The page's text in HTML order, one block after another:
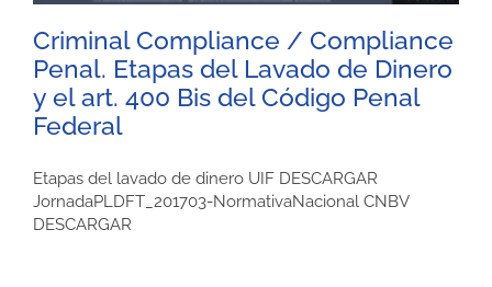
Criminal Compliance / Compliance
Penal. Etapas del Lavado de Dinero
y el art. 400 Bis del Código Penal
Federal
Etapas del lavado de dinero UIF DESCARGAR
JornadaPLDFT_201703-NormativaNacional CNBV
DESCARGAR